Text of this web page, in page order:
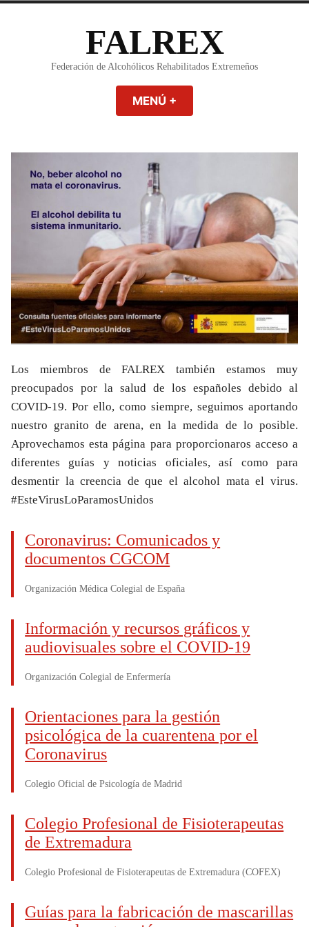
FALREX
Federación de Alcohólicos Rehabilitados Extremeños
MENÚ +
Los miembros de FALREX también estamos muy
preocupados por la salud de los españoles debido al
COVID-19. Por ello, como siempre, seguimos aportando
nuestro granito de arena, en la medida de lo posible.
Aprovechamos esta página para proporcionaros acceso a
diferentes guías y noticias oficiales, así como para
desmentir la creencia de que el alcohol mata el virus.
#EsteVirusLoParamosUnidos
Coronavirus: Comunicados y
documentos CGCOM
Organización Médica Colegial de España
Información y recursos gráficos y
audiovisuales sobre el COVID-19
Organización Colegial de Enfermería
Orientaciones para la gestión
psicológica de la cuarentena por el
Coronavirus
Colegio Oficial de Psicología de Madrid
Colegio Profesional de Fisioterapeutas
de Extremadura
Colegio Profesional de Fisioterapeutas de Extremadura (COFEX)
Guías para la fabricación de mascarillas